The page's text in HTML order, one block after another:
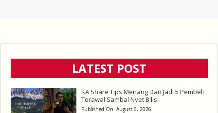
LATEST POST
KA Share Tips Menang Dan Jadi 5 Pembeli
Terawal Sambal Nyet Bilis
Published On: August 6, 2026